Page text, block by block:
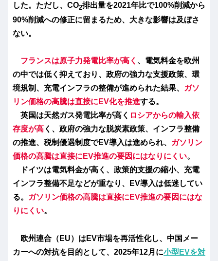
した。ただし、CO2排出量を2021年比で100%削減から
90%削減への修正に留まるため、大きな影響は及ぼさ
ない。
フランスは原子力発電比率が高く 、電気料金を欧州
の中では低く抑えており、政府の強力な支援政策、環
境規制、充電インフラの整備が進められた結果、
ガソ
リン価格の高騰は直接にEV化を推進する。
英国は天然ガス発電比率が高く ロシアからの輸入依
存度が高 く、政府の強力な脱炭素政策、インフラ整備
の推進、税制優遇制度でEV導入は進められ、
ガソリン
価格の高騰は直接に EV推進の要因にはなりにくい。
ドイツは電気料金が高く、 政策的支援の縮小、充電
インフラ整備不足などが重なり、
EV導入は低迷してい
る。
ガソリン価格の高騰は直接に EV推進の要因にはな
りにくい。
欧州連合（EU）はEV市場を再活性化し、中国メー
カーへの対抗を目的として、2025年12月に小型EVを対